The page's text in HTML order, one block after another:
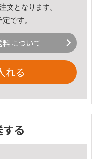
文となります。
です。
について
れる
する